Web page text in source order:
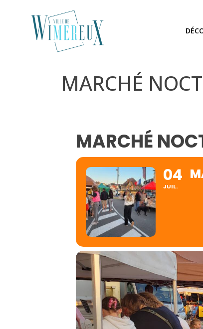
MARCHÉ
MARCHÉ
04
JUIL.